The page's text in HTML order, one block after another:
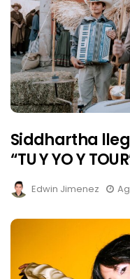
Siddhartha
“TU Y YO Y
Edwin Jimenez